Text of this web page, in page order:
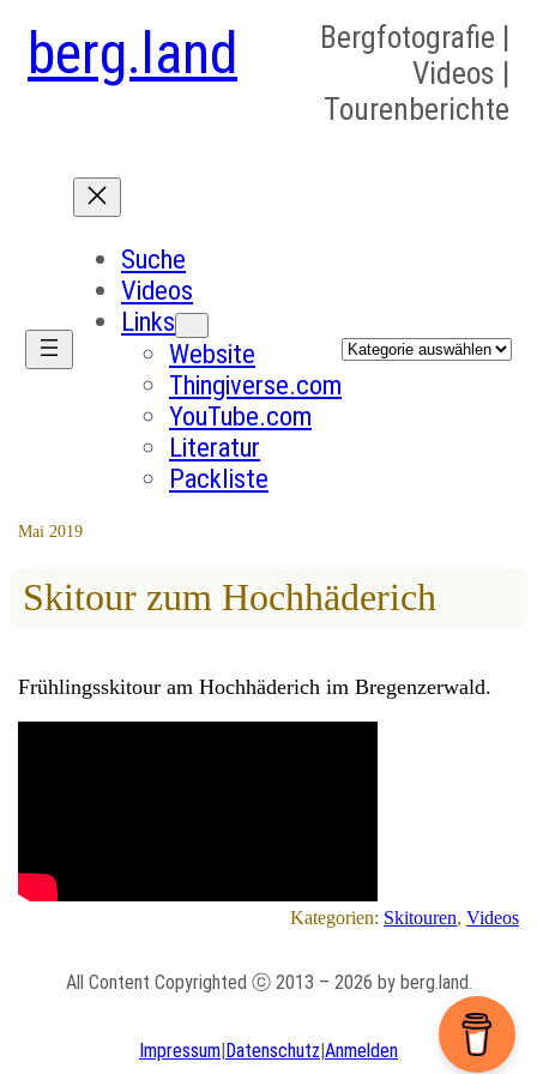
berg.land
Bergfotografie |
Videos |
Tourenberichte
Suche
Videos
Links
Website
Thingiverse.com
YouTube.com
Literatur
Packliste
Kategorien
Mai 2019
Skitour zum Hochhäderich
Frühlingsskitour am Hochhäderich im Bregenzerwald.
Kategorien: Skitouren, Videos
All Content Copyrighted ⓒ 2013 – 2026 by berg.land.
Impressum|Datenschutz|Anmelden